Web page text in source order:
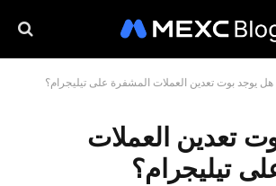
هل يوجد بوت تعدين العملات المشفرة على تيليجرام؟
تعدين العملات
تيليجرام؟